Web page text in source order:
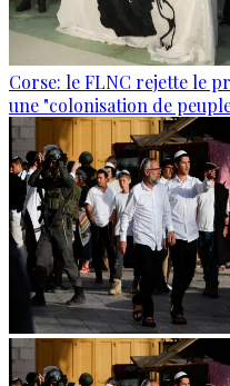
Corse: le FLNC rejette le
une "colonisation de